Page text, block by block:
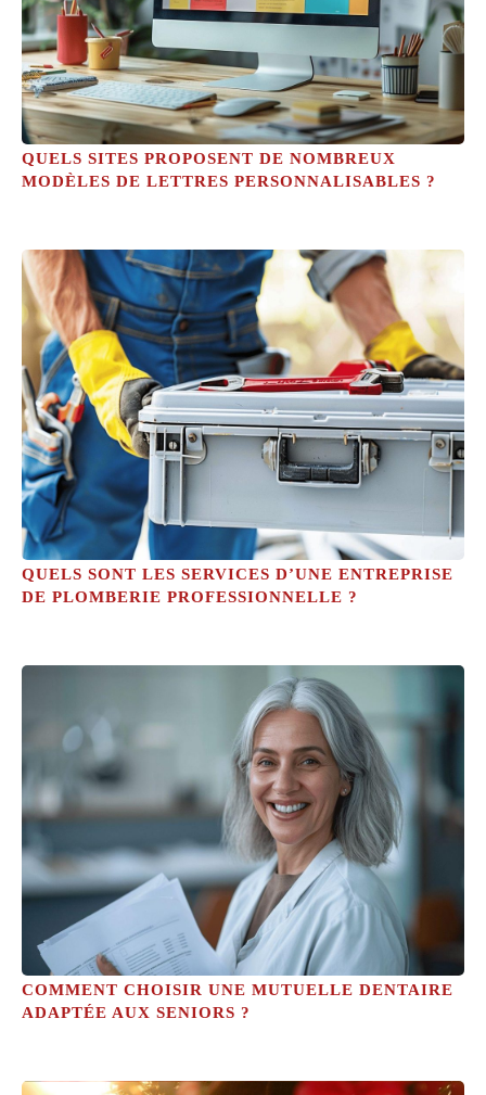
QUELS SITES PROPOSENT DE NOMBREUX
MODÈLES DE LETTRES PERSONNALISABLES ?
QUELS SONT LES SERVICES D’UNE ENTREPRISE
DE PLOMBERIE PROFESSIONNELLE ?
COMMENT CHOISIR UNE MUTUELLE DENTAIRE
ADAPTÉE AUX SENIORS ?